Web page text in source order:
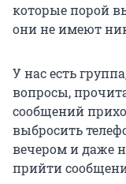
которые порой
они не имеют
У нас есть
вопросы,
сообщений
выбросить
вечером и даже
прийти